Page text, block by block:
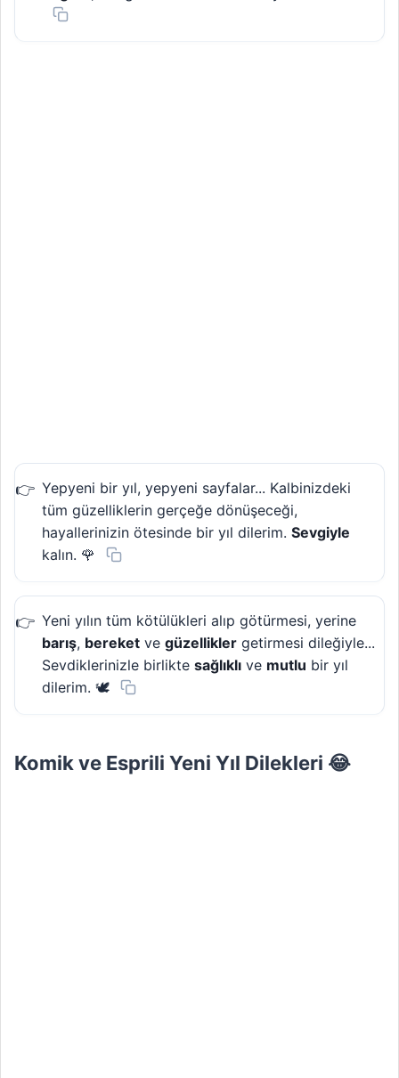
Yepyeni bir yıl, yepyeni sayfalar... Kalbinizdeki
tüm güzelliklerin gerçeğe dönüşeceği,
hayallerinizin ötesinde bir yıl dilerim. Sevgiyle
kalın. 🌹
Yeni yılın tüm kötülükleri alıp götürmesi, yerine
barış, bereket ve güzellikler getirmesi dileğiyle...
Sevdiklerinizle birlikte sağlıklı ve mutlu bir yıl
dilerim. 🕊️
Komik ve Esprili Yeni Yıl Dilekleri 😂